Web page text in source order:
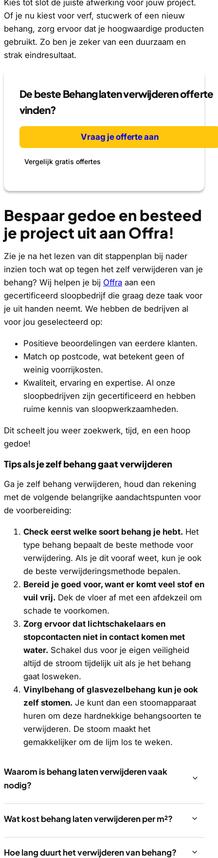
Kies tot slot de juiste afwerking voor jouw project.
Of je nu kiest voor verf, stucwerk of een nieuw
behang, zorg ervoor dat je hoogwaardige producten
gebruikt. Zo ben je zeker van een duurzaam en
strak eindresultaat.
De beste Behang laten verwijderen offerte
vinden?
Vraag je offerte aan
Vergelijk gratis offertes
Bespaar gedoe en besteed
je project uit aan Offra!
Zie je na het lezen van dit stappenplan bij nader
inzien toch wat op tegen het zelf verwijderen van je
behang? Wij helpen je bij Offra aan een
gecertificeerd sloopbedrijf die graag deze taak voor
je uit handen neemt. We hebben de bedrijven al
voor jou geselecteerd op:
Positieve beoordelingen van eerdere klanten.
Match op postcode, wat betekent geen of
weinig voorrijkosten.
Kwaliteit, ervaring en expertise. Al onze
sloopbedrijven zijn gecertificeerd en hebben
ruime kennis van sloopwerkzaamheden.
Dit scheelt jou weer zoekwerk, tijd, en een hoop
gedoe!
Tips als je zelf behang gaat verwijderen
Ga je zelf behang verwijderen, houd dan rekening
met de volgende belangrijke aandachtspunten voor
de voorbereiding:
Check eerst welke soort behang je hebt. Het
type behang bepaalt de beste methode voor
verwijdering. Als je dit vooraf weet, kun je ook
de beste verwijderingsmethode bepalen.
Bereid je goed voor, want er komt veel stof en
vuil vrij. Dek de vloer af met een afdekzeil om
schade te voorkomen.
Zorg ervoor dat lichtschakelaars en
stopcontacten niet in contact komen met
water. Schakel dus voor je eigen veiligheid
altijd de stroom tijdelijk uit als je het behang
gaat losweken.
Vinylbehang of glasvezelbehang kun je ook
zelf stomen. Je kunt dan een stoomapparaat
huren om deze hardnekkige behangsoorten te
verwijderen. De stoom maakt het
gemakkelijker om de lijm los te weken.
Waarom is behang laten verwijderen vaak
nodig?
Wat kost behang laten verwijderen per m²?
Hoe lang duurt het verwijderen van behang?